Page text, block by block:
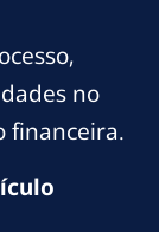
no
financeira.